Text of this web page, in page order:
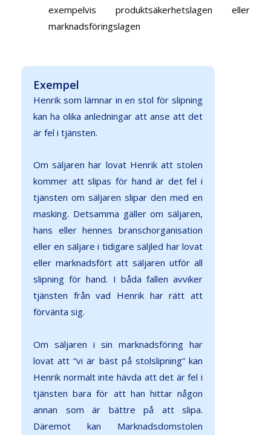
exempelvis produktsäkerhetslagen eller
marknadsföringslagen
Exempel
Henrik som lämnar in en stol för slipning
kan ha olika anledningar att anse att det
är fel i tjänsten.
Om säljaren har lovat Henrik att stolen
kommer att slipas för hand är det fel i
tjänsten om säljaren slipar den med en
masking. Detsamma gäller om säljaren,
hans eller hennes branschorganisation
eller en säljare i tidigare säljled har lovat
eller marknadsfört att säljaren utför all
slipning för hand. I båda fallen avviker
tjänsten från vad Henrik har rätt att
förvänta sig.
Om säljaren i sin marknadsföring har
lovat att “vi är bäst på stolslipning” kan
Henrik normalt inte hävda att det är fel i
tjänsten bara för att han hittar någon
annan som är bättre på att slipa.
Däremot kan Marknadsdomstolen